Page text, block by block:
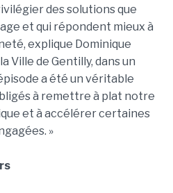
des solutions que
et qui répondent mieux à
explique Dominique
Ville de Gentilly, dans un
a été un véritable
à remettre à plat notre
et à accélérer certaines
»